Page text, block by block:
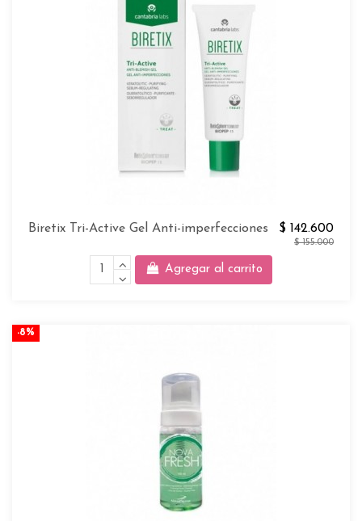
Biretix Tri-Active Gel Anti-imperfecciones $ 142.600
$ 155.000
Agregar al carrito
-8%